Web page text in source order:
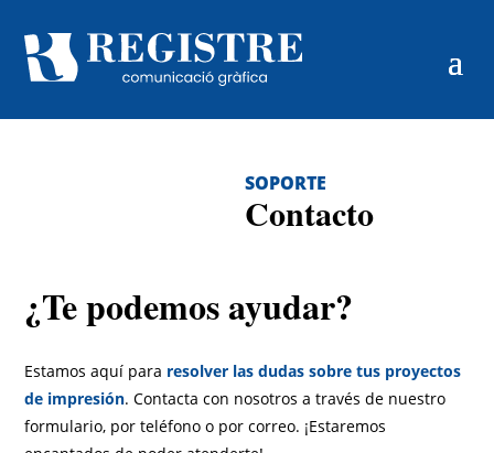
Contacto
SOPORTE
¿Te podemos ayudar?
Estamos aquí para resolver las dudas sobre tus proyectos
de impresión. Contacta con nosotros a través de nuestro
formulario, por teléfono o por correo. ¡Estaremos